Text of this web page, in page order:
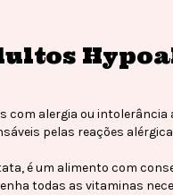
alergia ou intolerância
pelas reações
é um alimento com
todas as vitaminas